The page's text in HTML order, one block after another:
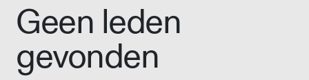
Geen leden
gevonden